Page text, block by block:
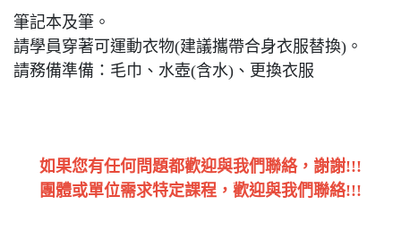
筆記本及筆。
請學員穿著可運動衣物(建議攜帶合身衣服替換)。
請務備準備：毛巾、水壺(含水)、更換衣服
如果您有任何問題都歡迎與我們聯絡，謝謝!!!
團體或單位需求特定課程，歡迎與我們聯絡!!!